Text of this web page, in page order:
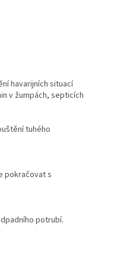
havarijních situací
v žumpách, septicích
tuhého
pokračovat s
potrubí.